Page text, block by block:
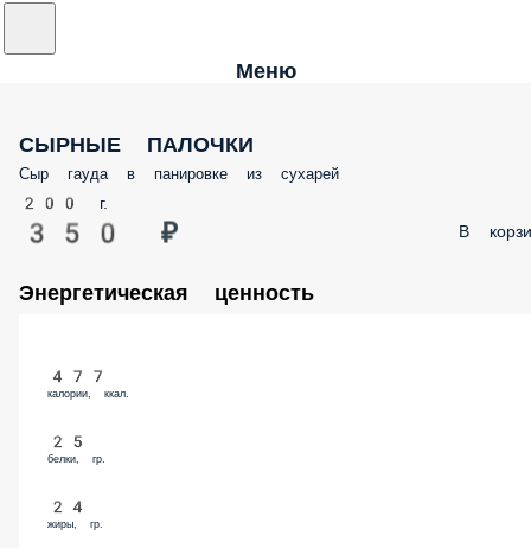
Меню
СЫРНЫЕ ПАЛОЧКИ
Сыр гауда в панировке из сухарей
200 г.
350 ₽ В
Энергетическая ценность
477
калории, ккал.
25
белки, гр.
24
жиры, гр.